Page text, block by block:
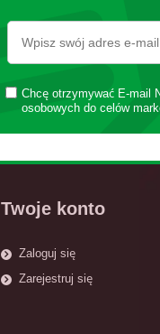
Chcę otrzymywać E-mail
osobowych do celów
Twoje konto
Zaloguj się
Zarejestruj się